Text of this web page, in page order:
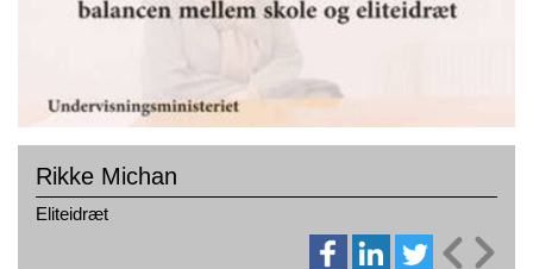
Rikke Michan
Eliteidræt